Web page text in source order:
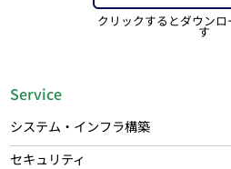
クリックするとダウン
す
Service
システム・インフラ構築
セキュリティ